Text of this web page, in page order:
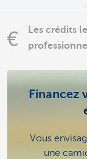
Les crédits
Financez
Vous
une